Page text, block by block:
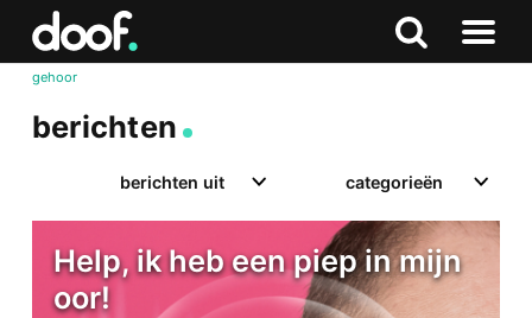
Zoeken
Naar
gehoor
berichten
berichten uit categorieën
Help, ik heb een piep in mijn
oor!
Doof.nl
Zoeken